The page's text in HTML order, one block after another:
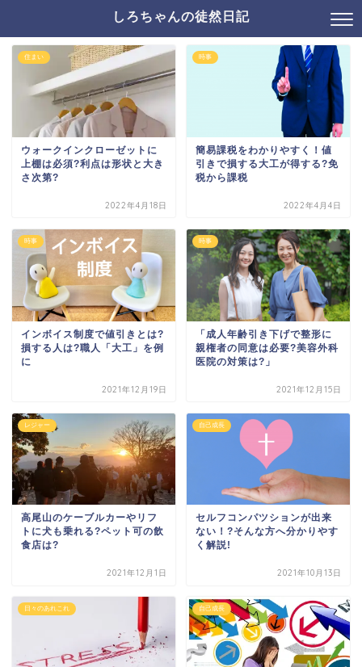
しろちゃんの徒然日記
住まい
ウォークインクローゼットに
上棚は必須?利点は形状と大き
さ次第?
2022年4月18日
時事
簡易課税をわかりやすく！値
引きで損する大工が得する?免
税から課税
2022年4月4日
時事
インボイス制度で値引きとは?
損する人は?職人「大工」を例
に
2021年12月19日
時事
「成人年齢引き下げで整形に
親権者の同意は必要?美容外科
医院の対策は?」
2021年12月15日
レジャー
高尾山のケーブルカーやリフ
トに犬も乗れる?ペット可の飲
食店は?
2021年12月1日
自己成長
セルフコンパツションが出来
ない！?そんな方へ分かりやす
く解説!
2021年10月13日
日々のあれこれ 自己成長